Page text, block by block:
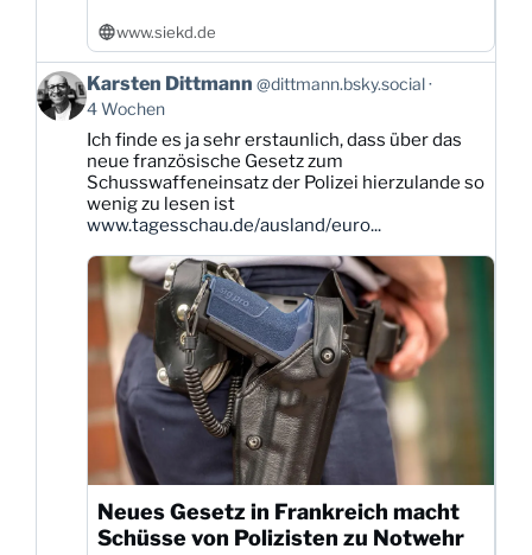
www.siekd.de
Beitrag
von
Karsten
Dittmann
Bluesky
ansehen
Karsten Dittmann @dittmann.bsky.social
4 Wochen
Ich finde es ja sehr erstaunlich, dass über das
neue französische Gesetz zum
Schusswaffeneinsatz der Polizei hierzulande so
wenig zu lesen ist
www.tagesschau.de/ausland/euro...
Neues Gesetz in Frankreich macht
Schüsse von Polizisten zu Notwehr